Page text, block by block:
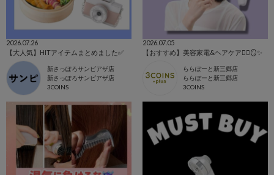
2026.07.26
【大人気】HITアイテムまとめました✅
新さっぽろサンピアザ店
新さっぽろサンピアザ店
3COINS
2026.07.05
【おすすめ】美容家電&ヘアケア💇‍♀️🪞✨
ららぽーと新三郷店
ららぽーと新三郷店
3COINS